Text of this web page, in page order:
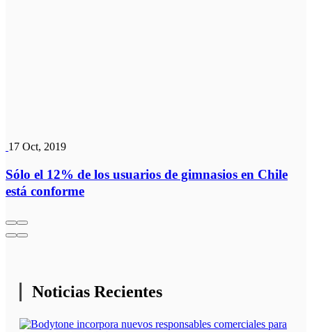
17 Oct, 2019
Sólo el 12% de los usuarios de gimnasios en Chile
está conforme
Noticias Recientes